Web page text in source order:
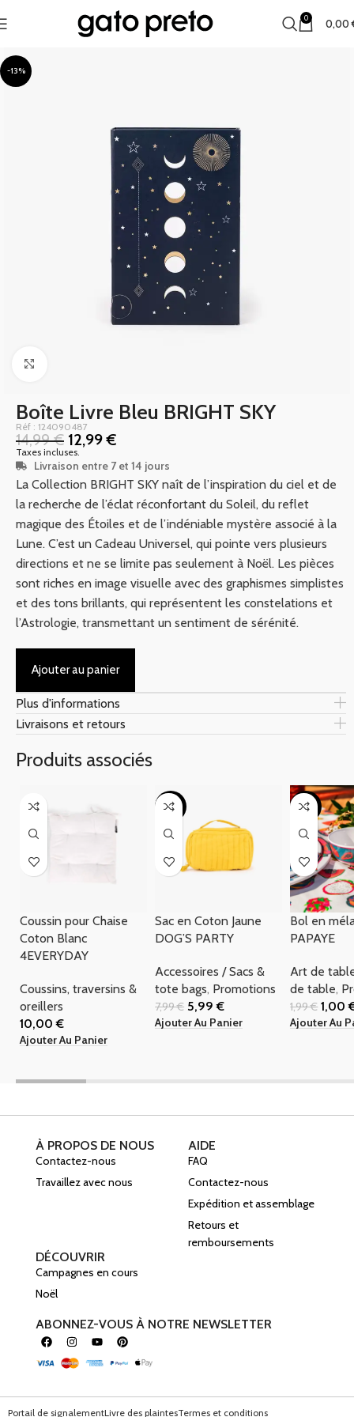
0 0,00
-13%
Boîte Livre Bleu BRIGHT SKY
Réf : 124090487
14,99€ 12,99€
Taxes incluses.
Livraison entre 7 et 14 jours
La Collection BRIGHT SKY naît de l’inspiration du ciel et de
la recherche de l’éclat réconfortant du Soleil, du reflet
magique des Étoiles et de l’indéniable mystère associé à la
Lune. C’est un Cadeau Universel, qui pointe vers plusieurs
directions et ne se limite pas seulement à Noël. Les pièces
sont riches en image visuelle avec des graphismes simplistes
et des tons brillants, qui représentent les constelations et
l’Astrologie, transmettant un sentiment de sérénité.
Ajouter au panier
Plus d'informations
Livraisons et retours
Produits associés
Coussin pour Chaise
Coton Blanc
4EVERYDAY
Coussins, traversins &
oreillers
10,00€
Ajouter Au Panier
-25%
Sac en Coton Jaune
DOG’S PARTY
Accessoires / Sacs &
tote bags, Promotions
7,99€ 5,99€
Ajouter Au Panier
-50%
Bol en
PAPAYE
Art de
de table,
1,99€ 1,00
Ajouter Au
À PROPOS DE NOUS
Contactez-nous
Travaillez avec nous
AIDE
FAQ
Contactez-nous
Expédition et assemblage
Retours et
remboursements
DÉCOUVRIR
Campagnes en cours
Noël
ABONNEZ-VOUS À NOTRE NEWSLETTER
Portail de signalementLivre des plaintesTermes et conditions